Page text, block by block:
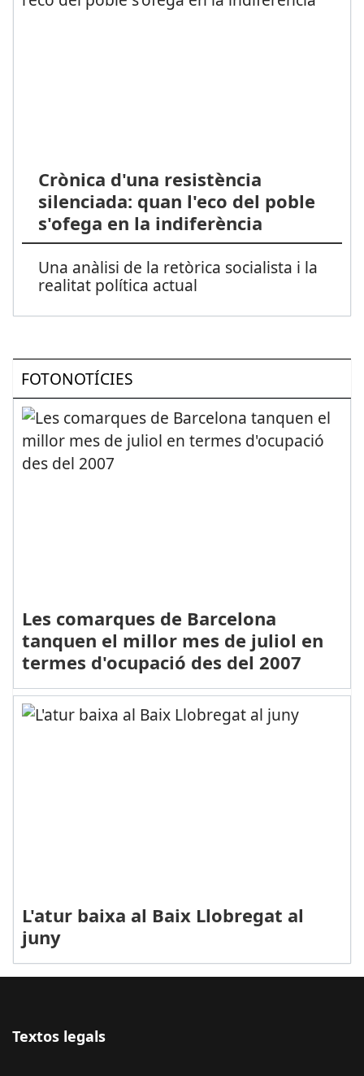
Crònica d'una resistència
silenciada: quan l'eco del poble
s'ofega en la indiferència
Una anàlisi de la retòrica socialista i la
realitat política actual
FOTONOTÍCIES
Les comarques de Barcelona
tanquen el millor mes de juliol en
termes d'ocupació des del 2007
L'atur baixa al Baix Llobregat al
juny
Textos legals